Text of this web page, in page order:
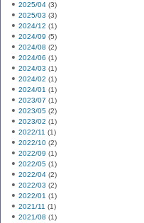
2025/04 (3)
2025/03 (3)
2024/12 (1)
2024/09 (5)
2024/08 (2)
2024/06 (1)
2024/03 (1)
2024/02 (1)
2024/01 (1)
2023/07 (1)
2023/05 (2)
2023/02 (1)
2022/11 (1)
2022/10 (2)
2022/09 (1)
2022/05 (1)
2022/04 (2)
2022/03 (2)
2022/01 (1)
2021/11 (1)
2021/08 (1)